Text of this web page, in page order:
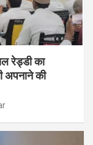
रेड्डी का
अपनाने की